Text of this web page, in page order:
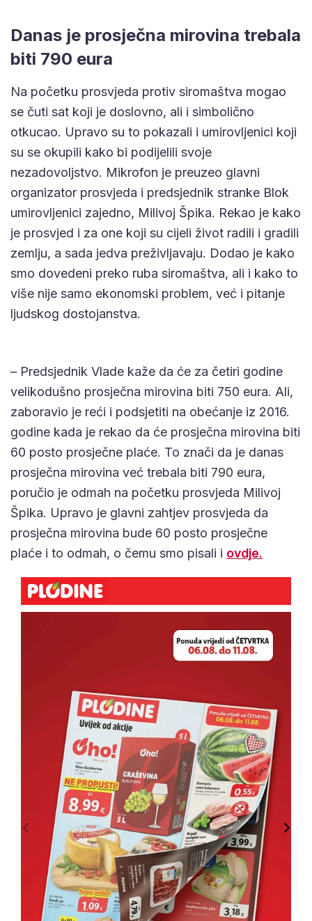
Danas je prosječna mirovina trebala
biti 790 eura
Na početku prosvjeda protiv siromaštva mogao
se čuti sat koji je doslovno, ali i simbolično
otkucao. Upravo su to pokazali i umirovljenici koji
su se okupili kako bi podijelili svoje
nezadovoljstvo. Mikrofon je preuzeo glavni
organizator prosvjeda i predsjednik stranke Blok
umirovljenici zajedno, Milivoj Špika. Rekao je kako
je prosvjed i za one koji su cijeli život radili i gradili
zemlju, a sada jedva preživljavaju. Dodao je kako
smo dovedeni preko ruba siromaštva, ali i kako to
više nije samo ekonomski problem, već i pitanje
ljudskog dostojanstva.
– Predsjednik Vlade kaže da će za četiri godine
velikodušno prosječna mirovina biti 750 eura. Ali,
zaboravio je reći i podsjetiti na obećanje iz 2016.
godine kada je rekao da će prosječna mirovina biti
60 posto prosječne plaće. To znači da je danas
prosječna mirovina već trebala biti 790 eura,
poručio je odmah na početku prosvjeda Milivoj
Špika. Upravo je glavni zahtjev prosvjeda da
prosječna mirovina bude 60 posto prosječne
plaće i to odmah, o čemu smo pisali i ovdje.